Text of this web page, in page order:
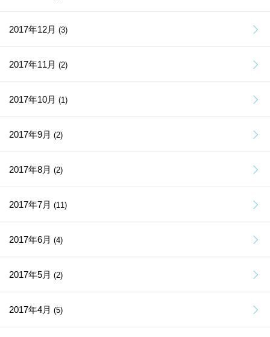
2017年12月 (3)
2017年11月 (2)
2017年10月 (1)
2017年9月 (2)
2017年8月 (2)
2017年7月 (11)
2017年6月 (4)
2017年5月 (2)
2017年4月 (5)